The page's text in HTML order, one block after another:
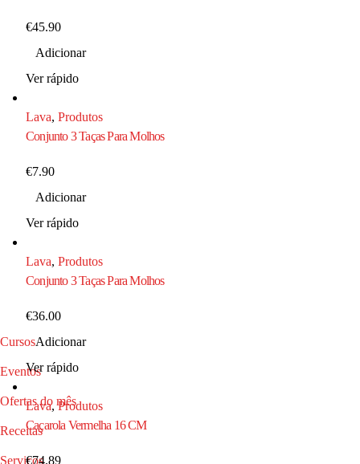
€45.90
Adicionar
Ver rápido
Lava, Produtos
Conjunto 3 Taças Para Molhos
€7.90
Adicionar
Ver rápido
Lava, Produtos
Conjunto 3 Taças Para Molhos
€36.00
Adicionar
Ver rápido
Lava,Produtos
Caçarola Vermelha 16 CM
€74.89
Cursos
Eventos
Ofertas do mês
Receitas
Serviços